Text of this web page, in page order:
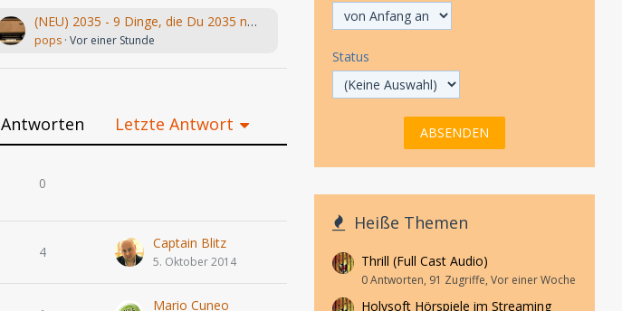
(NEU) 2035 - 9 Dinge, die Du 2035 nicht erwartet hättest - #6 wird Dich umhauen (Arne Salasse, Léon Haase) hr 2022
pops Vor einer Stunde
Antworten
Letzte Antwort
0
4
Captain Blitz
5. Oktober 2014
Mario Cuneo
Status
Heiße Themen
Thrill (Full Cast Audio)
0 Antworten, 91 Zugriffe, Vor einer Woche
Holysoft Hörspiele im Streaming